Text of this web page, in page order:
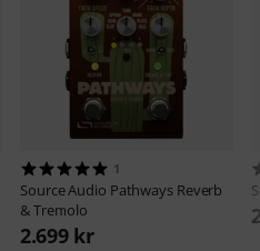
1
Source Audio Pathways Reverb
& Tremolo
2.699 kr